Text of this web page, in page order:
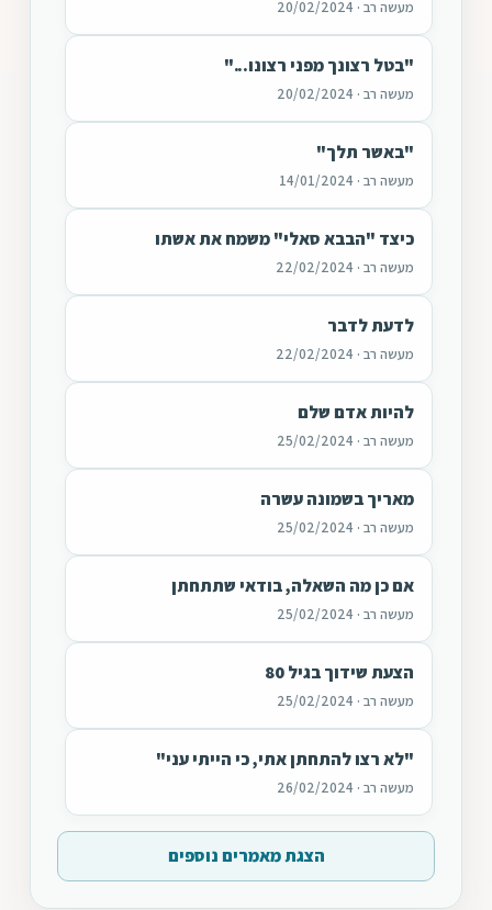
מעשה רב · 20/02/2024
"בטל רצונך מפני רצונו..."
מעשה רב · 20/02/2024
"באשר תלך"
מעשה רב · 14/01/2024
כיצד "הבבא סאלי" משמח את אשתו
מעשה רב · 22/02/2024
לדעת לדבר
מעשה רב · 22/02/2024
להיות אדם שלם
מעשה רב · 25/02/2024
מאריך בשמונה עשרה
מעשה רב · 25/02/2024
אם כן מה השאלה, בודאי שתתחתן
מעשה רב · 25/02/2024
הצעת שידוך בגיל 80
מעשה רב · 25/02/2024
"לא רצו להתחתן אתי, כי הייתי עני"
מעשה רב · 26/02/2024
הצגת מאמרים נוספים